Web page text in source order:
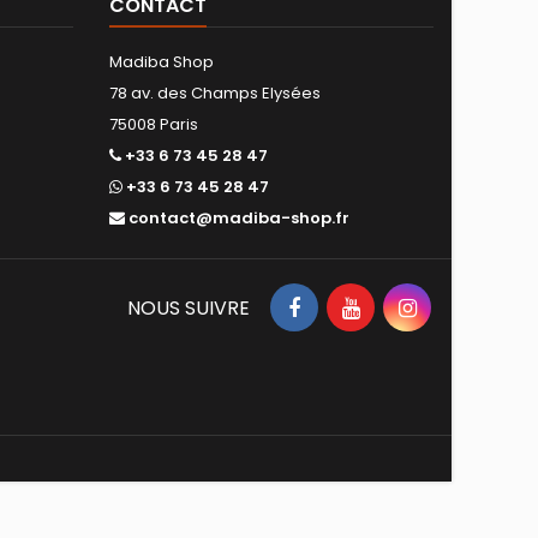
Madiba Shop
78 av. des Champs Elysées
75008 Paris
+33 6 73 45 28 47
+33 6 73 45 28 47
contact@madiba-shop.fr
NOUS SUIVRE